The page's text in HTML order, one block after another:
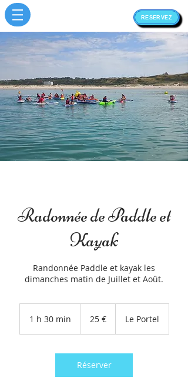
RESERVEZ
Radonnée de Paddle et
Kayak
Randonnée Paddle et kayak les
dimanches matin de Juillet et Août.
1 h 30 min
m
n
25 € Le Portel
Réserver